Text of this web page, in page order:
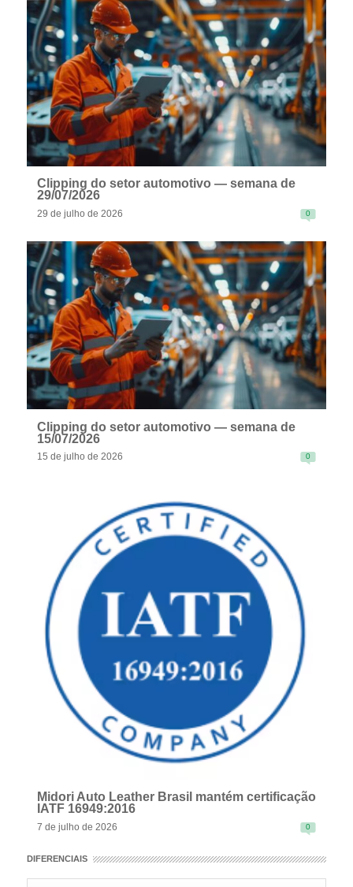
READ MORE
READ MORE
Clipping do setor automotivo — semana de
29/07/2026
29 de julho de 2026 0
Clipping do setor automotivo — semana de
15/07/2026
15 de julho de 2026 0
Midori Auto Leather Brasil mantém certificação
IATF 16949:2016
7 de julho de 2026 0
DIFERENCIAIS